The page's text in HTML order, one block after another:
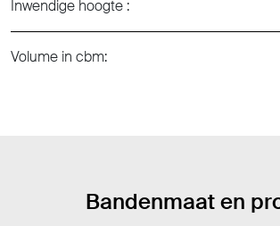
Inwendige hoogte :
Volume in cbm:
Bandenmaat en